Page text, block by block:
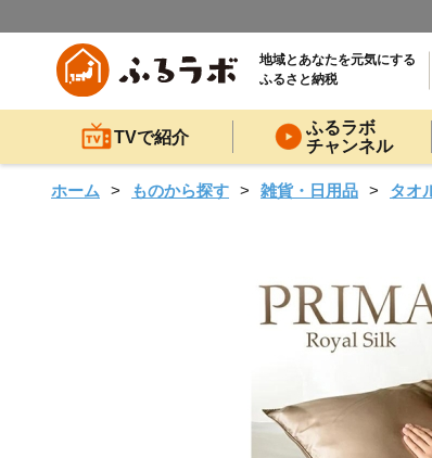
地域とあなたを元気にする
ふるさと納税
TVで紹介
ふるラボ
チャンネル
ホーム ものから探す 雑貨・日用品 タオ